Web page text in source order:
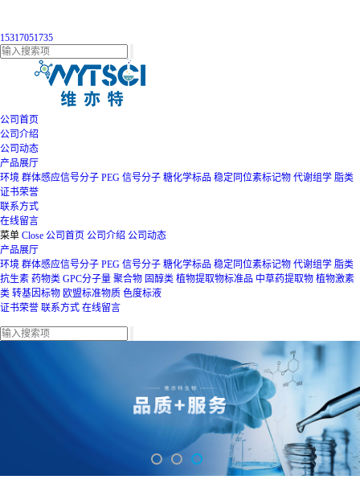
15317051735
公司首页
公司介绍
公司动态
产品展厅
环境 群体感应信号分子 PEG 信号分子 糖化学标品 稳定同位素标记物 代谢组学 脂类
证书荣誉
联系方式
在线留言
菜单 Close 公司首页 公司介绍 公司动态
产品展厅
环境 群体感应信号分子 PEG 信号分子 糖化学标品 稳定同位素标记物 代谢组学 脂类
抗生素 药物类 GPC分子量 聚合物 固醇类 植物提取物标准品 中草药提取物 植物激素
类 转基因标物 欧盟标准物质 色度标液
证书荣誉 联系方式 在线留言